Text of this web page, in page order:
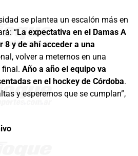
se plantea un escalón más en
“La expectativa en el Damas A
8 y de ahí acceder a una
volver a meternos en una
final. Año a año el equipo va
en el hockey de Córdoba.
y esperemos que se cumplan”,